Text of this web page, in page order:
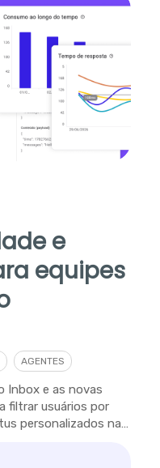
e
equipes
AGENTES
Inbox e as novas
filtrar usuários por
personalizados na